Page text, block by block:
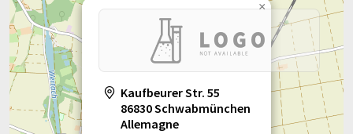
Kaufbeurer Str. 55
86830 Schwabmünchen
Allemagne
×